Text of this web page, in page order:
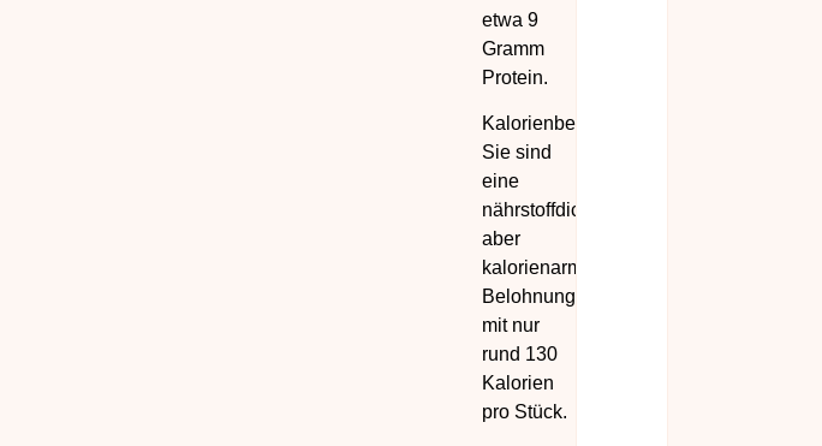
etwa 9
Gramm
Protein.
Kalorienbewusst:
Sie sind
eine
nährstoffdichte,
aber
kalorienarme
Belohnung
mit nur
rund 130
Kalorien
pro Stück.